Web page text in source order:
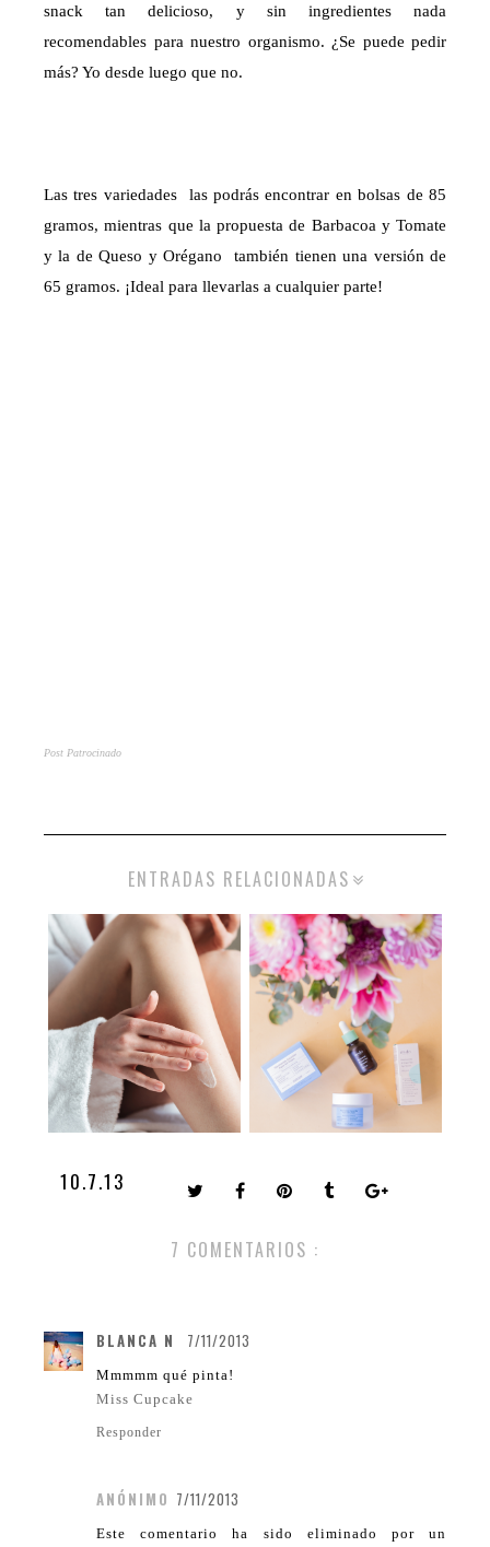
snack tan delicioso, y sin ingredientes nada
recomendables para nuestro organismo. ¿Se puede pedir
más? Yo desde luego que no.
Las tres variedades las podrás encontrar en bolsas de 85
gramos, mientras que la propuesta de Barbacoa y Tomate
y la de Queso y Orégano también tienen una versión de
65 gramos. ¡Ideal para llevarlas a cualquier parte!
Post Patrocinado
ENTRADAS RELACIONADAS
10.7.13
7 COMENTARIOS :
BLANCA N 7/11/2013
Mmmmm qué pinta!
Miss Cupcake
Responder
ANÓNIMO 7/11/2013
Este comentario ha sido eliminado por un